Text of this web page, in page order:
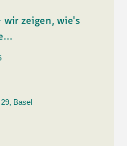
zeigen, wie's
Basel